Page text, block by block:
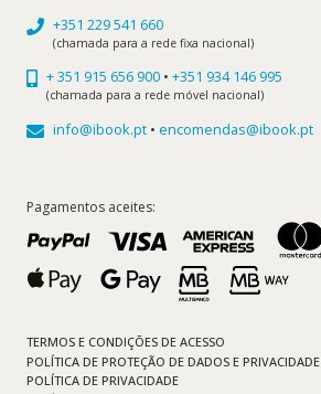
+351 229 541 660
(chamada para a rede fixa nacional)
+ 351 915 656 900 • +351 934 146 995
(chamada para a rede móvel nacional)
info@ibook.pt • encomendas@ibook.pt
Pagamentos aceites:
TERMOS E CONDIÇÕES DE ACESSO
POLÍTICA DE PROTEÇÃO DE DADOS E PRIVACIDADE
POLÍTICA DE PRIVACIDADE